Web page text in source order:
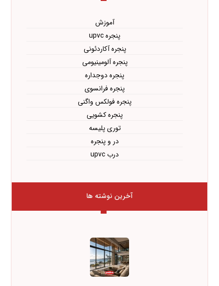
آموزش
پنجره upvc
پنجره آکاردئونی
پنجره آلومینیومی
پنجره دوجداره
پنجره فرانسوی
پنجره فولکس واگنی
پنجره کشویی
توری پلیسه
در و پنجره
درب upvc
آخرین نوشته ها